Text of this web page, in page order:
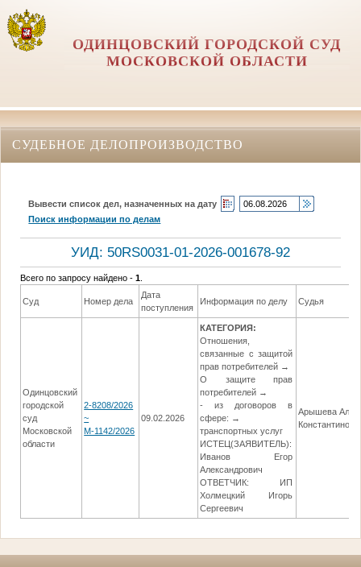
ОДИНЦОВСКИЙ ГОРОДСКОЙ СУД
МОСКОВСКОЙ ОБЛАСТИ
СУДЕБНОЕ ДЕЛОПРОИЗВОДСТВО
Вывести список дел, назначенных на дату
Поиск информации по делам
УИД: 50RS0031-01-2026-001678-92
Всего по запросу найдено -1
Суд Номер дела
Дата
поступления
Информация по делу Судья
Одинцовский
городской
суд
Московской
области
2-8208/2026
~
М-1142/2026
09.02.2026
КАТЕГОРИЯ:
Отношения,
связанные с защитой
прав потребителей →
О защите прав
потребителей →
- из договоров в
сфере: →
транспортных услуг
ИСТЕЦ(ЗАЯВИТЕЛЬ):
Иванов Егор
Александрович
ОТВЕТЧИК: ИП
Холмецкий Игорь
Сергеевич
Арышева